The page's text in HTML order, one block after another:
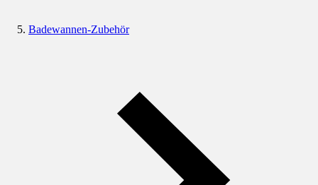
Badewannen-Zubehör